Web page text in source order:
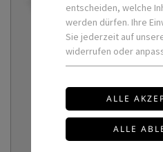
entscheiden, welche
werden dürfen. Ihre
Sie jederzeit auf
widerrufen oder